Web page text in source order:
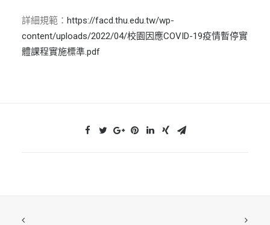
詳細規範： https://facd.thu.edu.tw/wp-
content/uploads/2022/04/校園因應COVID-19疫情暫停實
體課程實施標準.pdf